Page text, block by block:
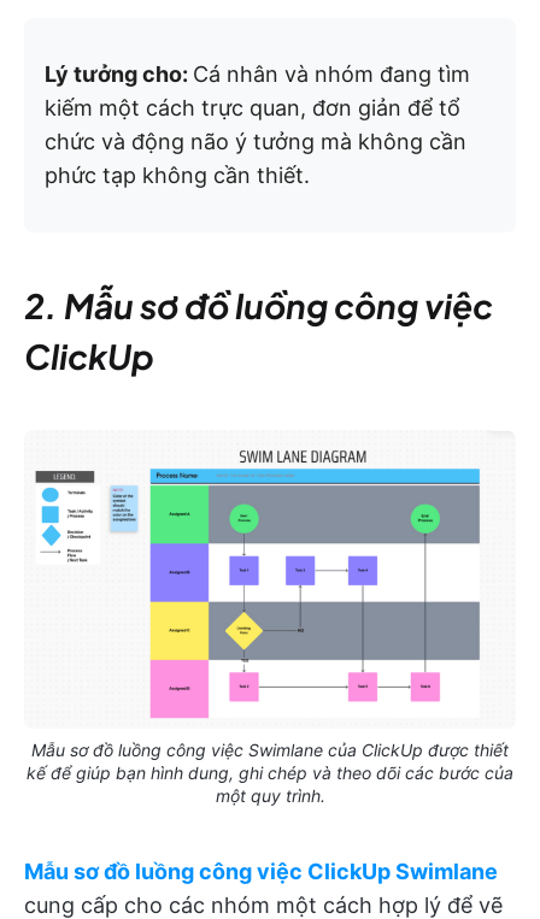
Lý tưởng cho: Cá nhân và nhóm đang tìm
kiếm một cách trực quan, đơn giản để tổ
chức và động não ý tưởng mà không cần
phức tạp không cần thiết.
2. Mẫu sơ đồ luồng công việc
ClickUp
Mẫu sơ đồ luồng công việc Swimlane của ClickUp được thiết
kế để giúp bạn hình dung, ghi chép và theo dõi các bước của
một quy trình.
Mẫu sơ đồ luồng công việc ClickUp Swimlane
cung cấp cho các nhóm một cách hợp lý để vẽ